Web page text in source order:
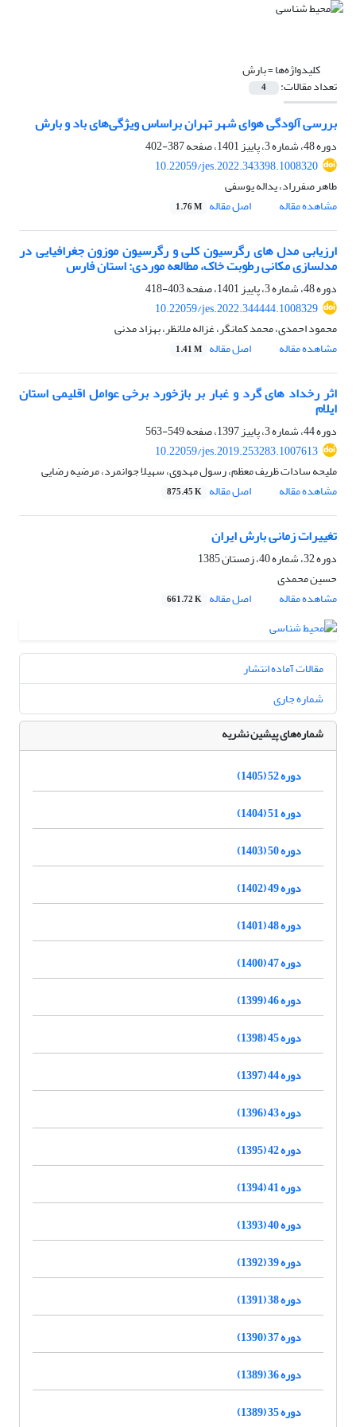
کلیدواژه‌ها =بارش
تعداد مقالات: 4
بررسی آلودگی هوای شهر تهران براساس ویژگی‌های باد و بارش
دوره 48، شماره 3، پاییز 1401، صفحه
387-402
10.22059/jes.2022.343398.1008320
طاهر صفرراد، یداله یوسفی
مشاهده مقاله
اصل مقاله 1.76 M
ارزیابی مدل های رگرسیون کلی و رگرسیون موزون جغرافیایی در
مدلسازی مکانی رطوبت خاک، مطالعه موردی: استان فارس
دوره 48، شماره 3، پاییز 1401، صفحه
403-418
10.22059/jes.2022.344444.1008329
محمود احمدی، محمد کمانگر، غزاله ملانظر، بهزاد مدنی
مشاهده مقاله
اصل مقاله 1.41 M
اثر رخداد های گرد و غبار بر بازخورد برخی عوامل اقلیمی استان
ایلام
دوره 44، شماره 3، پاییز 1397، صفحه
549-563
10.22059/jes.2019.253283.1007613
ملیحه سادات ظریف معظم، رسول مهدوی، سهیلا جوانمرد، مرضیه رضایی
مشاهده مقاله
اصل مقاله 875.45 K
تغییرات زمانی بارش ایران
دوره 32، شماره 40، زمستان 1385
حسین محمدی
مشاهده مقاله
اصل مقاله 661.72 K
مقالات آماده انتشار
شماره جاری
شماره‌های پیشین نشریه
دوره 52 (1405)
دوره 51 (1404)
دوره 50 (1403)
دوره 49 (1402)
دوره 48 (1401)
دوره 47 (1400)
دوره 46 (1399)
دوره 45 (1398)
دوره 44 (1397)
دوره 43 (1396)
دوره 42 (1395)
دوره 41 (1394)
دوره 40 (1393)
دوره 39 (1392)
دوره 38 (1391)
دوره 37 (1390)
دوره 36 (1389)
دوره 35 (1389)